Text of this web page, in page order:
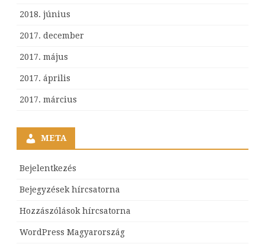
2018. június
2017. december
2017. május
2017. április
2017. március
META
Bejelentkezés
Bejegyzések hírcsatorna
Hozzászólások hírcsatorna
WordPress Magyarország